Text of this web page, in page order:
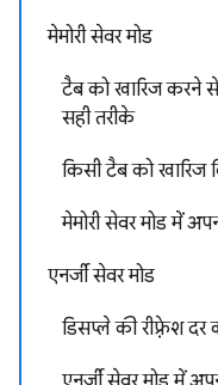
मेमोरी सेवर मोड
टैब को खारिज करने
सही तरीके
किसी टैब को खारिज
मेमोरी सेवर मोड में
एनर्जी सेवर मोड
डिसप्ले की रीफ़्रेश दर